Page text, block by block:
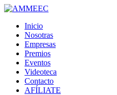
Inicio
Nosotras
Empresas
Premios
Eventos
Videoteca
Contacto
AFÍLIATE